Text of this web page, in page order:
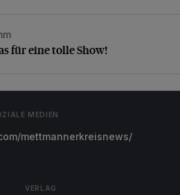
für eine tolle Show!
für eine tolle Show!
MEDIEN
mettmannerkreisnews/
VERLAG